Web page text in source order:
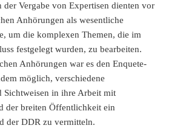
der Vergabe von Expertisen dienten vor
Anhörungen als wesentliche
um die komplexen Themen, die im
festgelegt wurden, zu bearbeiten.
Anhörungen war es den Enquete-
möglich, verschiedene
Sichtweisen in ihre Arbeit mit
der breiten Öffentlichkeit ein
der DDR zu vermitteln.